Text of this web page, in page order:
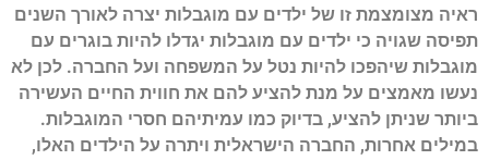
ראיה מצומצמת זו של ילדים עם מוגבלות יצרה לאורך השנים
תפיסה שגויה כי ילדים עם מוגבלות יגדלו להיות בוגרים עם
מוגבלות שיהפכו להיות נטל על המשפחה ועל החברה. לכן לא
נעשו מאמצים על מנת להציע להם את חווית החיים העשירה
ביותר שניתן להציע, בדיוק כמו עמיתיהם חסרי המוגבלות.
במילים אחרות, החברה הישראלית ויתרה על הילדים האלו,